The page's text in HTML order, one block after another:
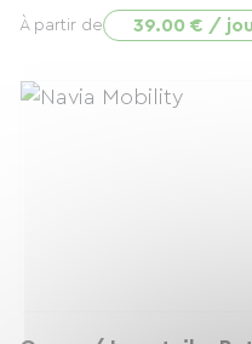
À partir de 39.00 € /